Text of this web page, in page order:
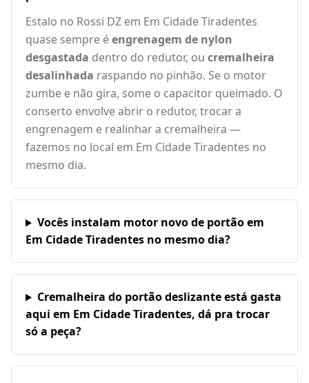
Estalo no Rossi DZ em Em Cidade Tiradentes
quase sempre éengrenagem de nylon
desgastada dentro do redutor, ou cremalheira
desalinhada raspando no pinhão. Se o motor
zumbe e não gira, some o capacitor queimado. O
conserto envolve abrir o redutor, trocar a
engrenagem e realinhar a cremalheira —
fazemos no local em Em Cidade Tiradentes no
mesmo dia.
Vocês instalam motor novo de portão em
Em Cidade Tiradentes no mesmo dia?
Cremalheira do portão deslizante está gasta
aqui em Em Cidade Tiradentes, dá pra trocar
só a peça?